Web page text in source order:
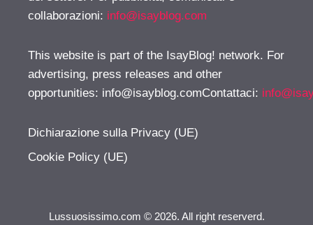
collaborazioni: info@isayblog.com
This website is part of the IsayBlog! network. For
advertising, press releases and other
opportunities: info@isayblog.comContattaci:
Dichiarazione sulla Privacy (UE)
Cookie Policy (UE)
Lussuosissimo.com © 2026. All right reserverd.